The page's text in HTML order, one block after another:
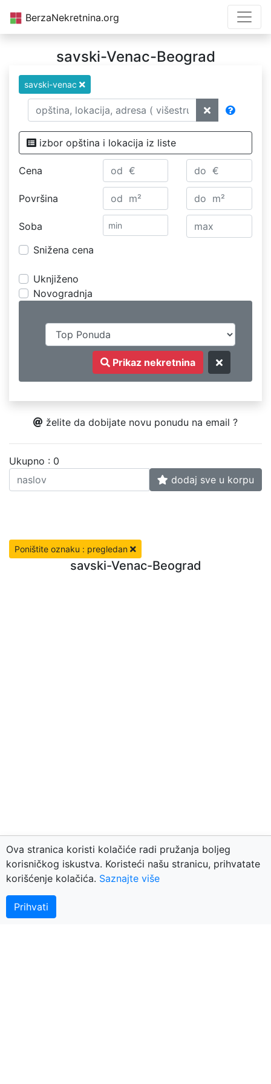
BerzaNekretnina.org
savski-Venac-Beograd
savski-venac
izbor opština i lokacija iz liste
Cena
Površina
Soba
Snižena cena
Uknjiženo
Novogradnja
Prikaz nekretnina
želite da dobijate novu ponudu na email ?
Ukupno : 0
dodaj sve u korpu
Poništite oznaku : pregledan
savski-Venac-Beograd
Kontaktirajte nas
© 2018 BerzaNekretnina.org - portal za nekretnine
Ova stranica koristi kolačiće radi pružanja boljeg
korisničkog iskustva. Koristeći našu stranicu, prihvatate
korišćenje kolačića. Saznajte više
Prihvati